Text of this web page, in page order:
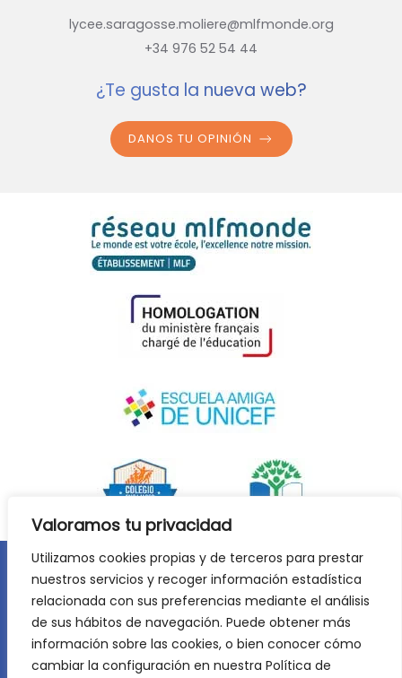
Valoramos tu privacidad
Utilizamos cookies propias y de terceros para prestar
nuestros servicios y recoger información estadística
relacionada con sus preferencias mediante el análisis
de sus hábitos de navegación. Puede obtener más
información sobre las cookies, o bien conocer cómo
cambiar la configuración en nuestra Política de
lycee.saragosse.moliere@mlfmonde.org
+34 976 52 54 44
¿Te gusta la nueva web?
DANOS TU OPINIÓN
Aviso legal
Política de privacidad
Política de cookies
©2026Lycée Français Molière de Zaragoza. Todos los
derechos reservados. Desarrollo web:Jiménez Carbó Digital